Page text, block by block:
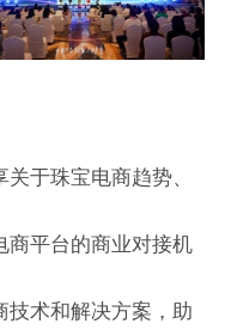
于珠宝电商趋势、
商平台的商业对接机
技术和解决方案，助